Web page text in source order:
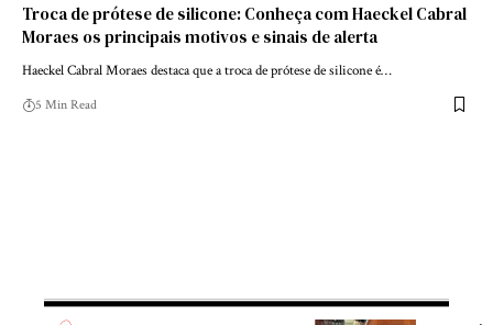
Troca de prótese de silicone: Conheça com Haeckel Cabral
Moraes os principais motivos e sinais de alerta
Haeckel Cabral Moraes destaca que a troca de prótese de silicone é…
5 Min Read